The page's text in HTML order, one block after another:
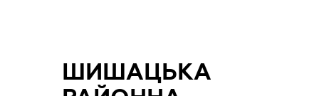
ШИШАЦЬКА